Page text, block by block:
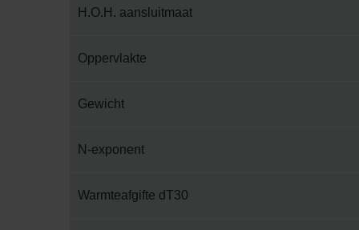
H.O.H. aansluitmaat
Oppervlakte
Gewicht
N-exponent
Warmteafgifte dT30